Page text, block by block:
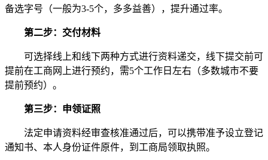
备选字号（一般为3-5个，多多益善），提升通过率。
第二步：交付材料
可选择线上和线下两种方式进行资料递交，线下提交前可
提前在工商网上进行预约，需5个工作日左右（多数城市不要
提前预约）。
第三步：申领证照
法定申请资料经审查核准通过后，可以携带准予设立登记
通知书、本人身份证件原件，到工商局领取执照。